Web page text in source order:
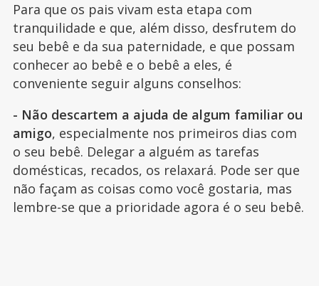
Para que os pais vivam esta etapa com
tranquilidade e que, além disso, desfrutem do
seu bebê e da sua paternidade, e que possam
conhecer ao bebê e o bebê a eles, é
conveniente seguir alguns conselhos:
- Não descartem a ajuda de algum familiar ou
amigo, especialmente nos primeiros dias com
o seu bebê. Delegar a alguém as tarefas
domésticas, recados, os relaxará. Pode ser que
não façam as coisas como você gostaria, mas
lembre-se que a prioridade agora é o seu bebê.